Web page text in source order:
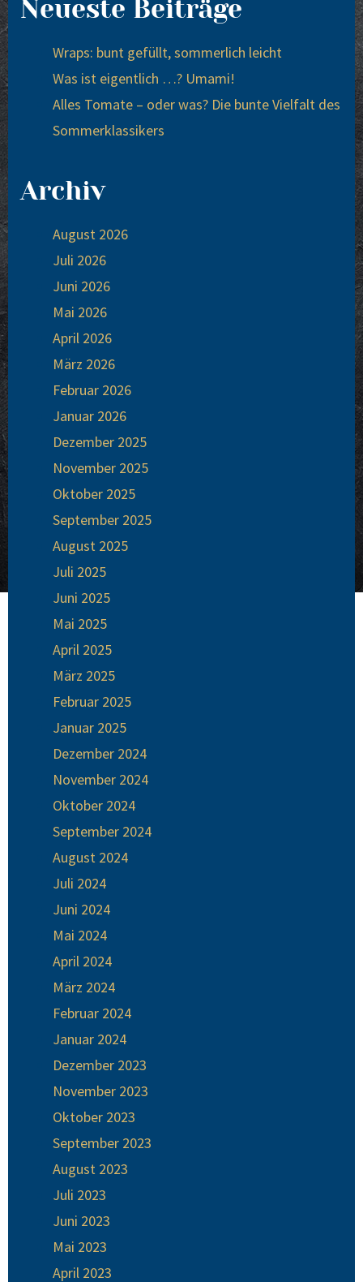
Neueste Beiträge
Wraps: bunt gefüllt, sommerlich leicht
Was ist eigentlich …? Umami!
Alles Tomate – oder was? Die bunte Vielfalt des
Sommerklassikers
Archiv
August 2026
Juli 2026
Juni 2026
Mai 2026
April 2026
März 2026
Februar 2026
Januar 2026
Dezember 2025
November 2025
Oktober 2025
September 2025
August 2025
Juli 2025
Juni 2025
Mai 2025
April 2025
März 2025
Februar 2025
Januar 2025
Dezember 2024
November 2024
Oktober 2024
September 2024
August 2024
Juli 2024
Juni 2024
Mai 2024
April 2024
März 2024
Februar 2024
Januar 2024
Dezember 2023
November 2023
Oktober 2023
September 2023
August 2023
Juli 2023
Juni 2023
Mai 2023
April 2023